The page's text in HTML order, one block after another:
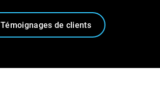
Témoignages de clients